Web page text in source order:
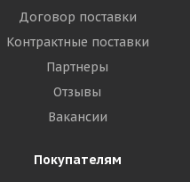
Договор поставки
Контрактные поставки
Партнеры
Отзывы
Вакансии
Покупателям